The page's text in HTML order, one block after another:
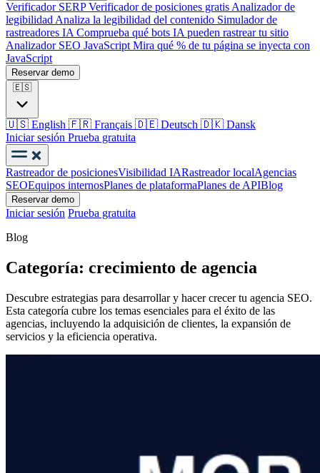
Verificador SERPVerificador de posiciones gratis Analizador de
legibilidad Analiza la legibilidad del contenido Simulador de
rastreadores IA Comprueba qué bots IA pueden rastrear tu sitio
Analizador SEO JavaScript Mira qué % de tu página se inyecta con
JavaScript
Reservar demo
🇪🇸
🇺🇸 English 🇫🇷 Français 🇩🇪 Deutsch 🇩🇰 Dansk
Iniciar sesión Prueba gratuita
Rastreador de posicionesVisibilidad IARastreador localAgencias
SEOEquipos internosPlanes de plataformaPlanes de APIBlog
Reservar demo
Iniciar sesión Prueba gratuita
Blog
Categoría: crecimiento de agencia
Descubre estrategias para desarrollar y hacer crecer tu agencia SEO.
Esta categoría cubre los temas esenciales para el éxito de las
agencias, incluyendo la adquisición de clientes, la expansión de
servicios y la eficiencia operativa.